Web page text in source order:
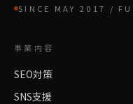
SINCE MAY 2017 /
事業内容
SEO対策
SNS支援